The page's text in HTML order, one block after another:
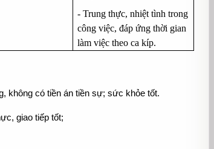
- Trung thực, nhiệt tình trong
công việc, đáp ứng thời gian
làm việc theo ca kíp.
không có tiền án tiền sự; sức khỏe tốt.
giao tiếp tốt;